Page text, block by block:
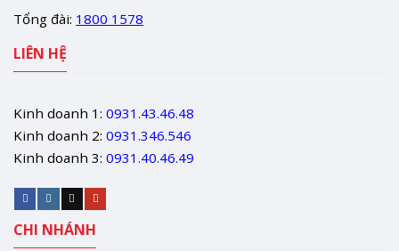
Tổng đài: 1800 1578
LIÊN HỆ
Kinh doanh 1: 0931.43.46.48
Kinh doanh 2: 0931.346.546
Kinh doanh 3: 0931.40.46.49
CHI NHÁNH